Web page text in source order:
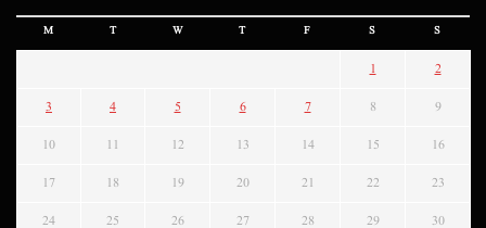
M T W T F S S
1 2
3 4 5 6 7 8 9
10 11 12 13 14 15 16
17 18 19 20 21 22 23
24 25 26 27 28 29 30